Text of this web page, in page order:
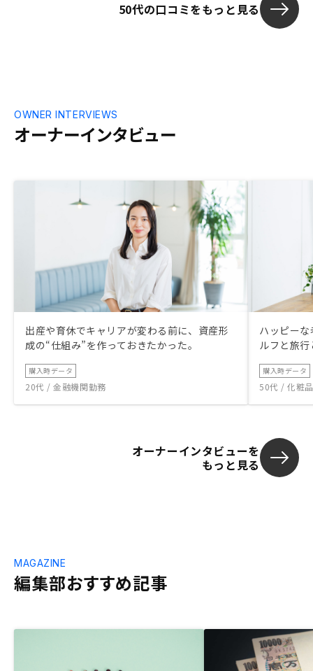
50代の口コミをもっと見る
オーナーインタビュー
OWNER INTERVIEWS
出産や育休でキャリアが変わる前に、資産形
成の“仕組み”を作っておきたかった。
購入時データ
20代 / 金融機関勤務
ハッピー
ルフと旅
購入時データ
50代 / 化粧
オーナーインタビューを
もっと見る
編集部おすすめ記事
MAGAZINE